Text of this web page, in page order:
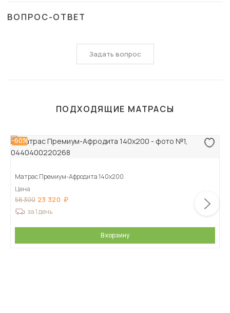
ВОПРОС-ОТВЕТ
Задать вопрос
ПОДХОДЯЩИЕ МАТРАСЫ
-60%
Матрас Премиум-Афродита 140х200
Цена
58 300 23 320
за 1 день
В корзину